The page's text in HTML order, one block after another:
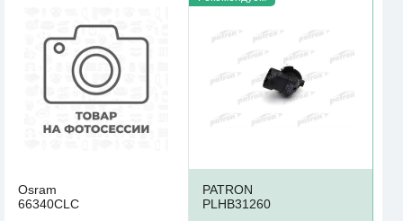
Osram
66340CLC
PATRON
PLHB31260